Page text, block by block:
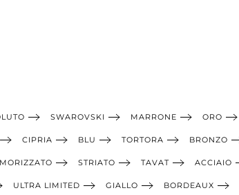
SWAROVSKI MARRONE ORO
CIPRIA BLU TORTORA BRONZO
STRIATO TAVAT ACCIAIO
ULTRA LIMITED GIALLO BORDEAUX